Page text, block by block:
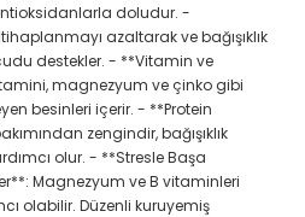
doludur. -
azaltarak ve bağışıklık
destekler. - **Vitamin ve
magnezyum ve çinko gibi
besinleri içerir. - **Protein
zengindir, bağışıklık
olur. - **Stresle Başa
Magnezyum ve B vitaminleri
olabilir. Düzenli kuruyemiş